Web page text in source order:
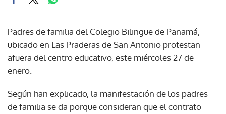
Padres de familia del Colegio Bilingüe de Panamá,
ubicado en Las Praderas de San Antonio protestan
afuera del centro educativo, este miércoles 27 de
enero.
Según han explicado, la manifestación de los padres
de familia se da porque consideran que el contrato